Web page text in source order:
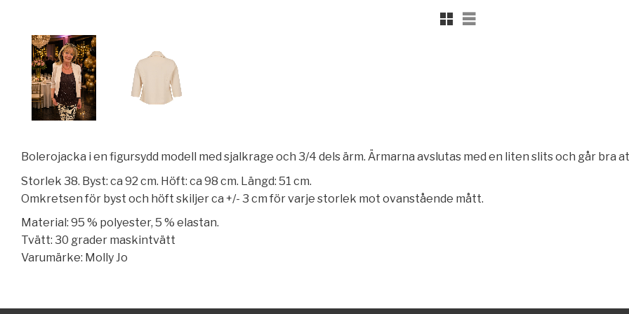
Rutnätsvy
Listvy
Bolerojacka i en figursydd modell med sjalkrage och 3/4 dels ärm. Ärmarna avslutas med en liten slits och går bra
Storlek 38. Byst: ca 92 cm. Höft: ca 98 cm. Längd: 51 cm.
Omkretsen för byst och höft skiljer ca +/- 3 cm för varje storlek mot ovanstående mått.
Material: 95 % polyester, 5 % elastan.
Tvätt: 30 grader maskintvätt
Varumärke: Molly Jo